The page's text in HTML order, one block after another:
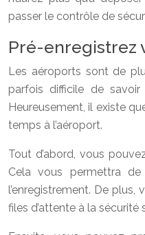
passer le contrôle de
Pré-enregistrez
Les aéroports sont de
parfois difficile de
Heureusement, il existe
temps à l’aéroport.
Tout d’abord, vous
Cela vous permettra
l’enregistrement. De
files d’attente à la